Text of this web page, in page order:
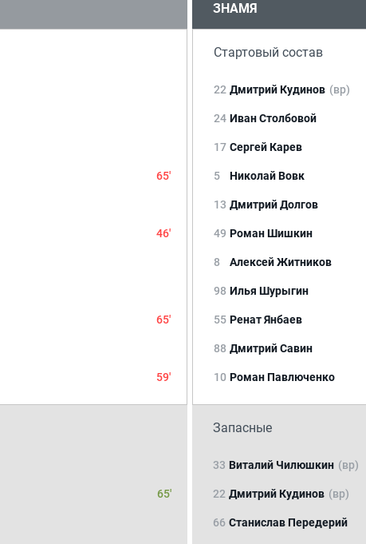
65'
46'
65'
59'
65'
ЗНАМЯ
Стартовый состав
22 Дмитрий Кудинов (вр)
24 Иван Столбовой
17 Сергей Карев
5 Николай Вовк
13 Дмитрий Долгов
49 Роман Шишкин
8 Алексей Житников
98 Илья Шурыгин
55 Ренат Янбаев
88 Дмитрий Савин
10 Роман Павлюченко
Запасные
33 Виталий Чилюшкин (вр)
22 Дмитрий Кудинов (вр)
66 Станислав Передерий